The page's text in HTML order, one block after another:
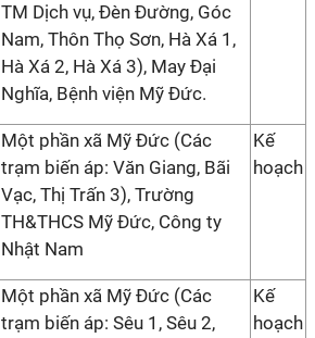
TM Dịch vụ, Đèn Đường, Góc
Nam, Thôn Thọ Sơn, Hà Xá 1,
Hà Xá 2, Hà Xá 3), May Đại
Nghĩa, Bệnh viện Mỹ Đức.
Một phần xã Mỹ Đức (Các
trạm biến áp: Văn Giang, Bãi
Vạc, Thị Trấn 3), Trường
TH&THCS Mỹ Đức, Công ty
Nhật Nam
Kế
hoạch
Một phần xã Mỹ Đức (Các
trạm biến áp: Sêu 1, Sêu 2,
Kế
hoạch